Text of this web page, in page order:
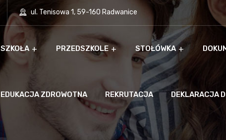
ul. Tenisowa 1, 59-160 Radwanice
SZKOŁA PRZEDSZKOLE STOŁÓWKA
EDUKACJA ZDROWOTNA REKRUTACJA DEKLARACJA